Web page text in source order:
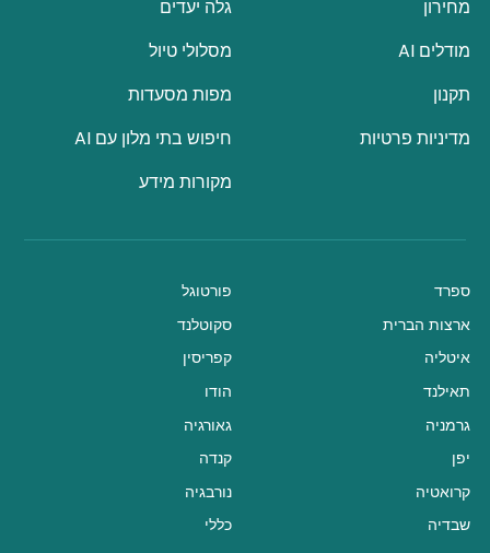
מחירון
מודלים AI
תקנון
מדיניות פרטיות
גלה יעדים
מסלולי טיול
מפות מסעדות
חיפוש בתי מלון עם AI
מקורות מידע
ספרד
ארצות הברית
איטליה
תאילנד
גרמניה
יפן
קרואטיה
שבדיה
פורטוגל
סקוטלנד
קפריסין
הודו
גאורגיה
קנדה
נורבגיה
כללי